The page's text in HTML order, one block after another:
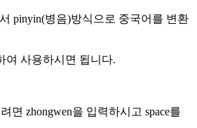
pinyin(병음)방식으로 중국어를 변환
여 사용하시면 됩니다.
면 zhongwen을 입력하시고 space를